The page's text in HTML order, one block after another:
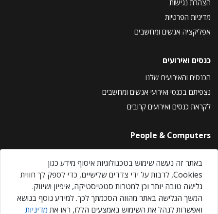
הצהרת נגישות
מדיניות הפרטיות
אפליקציה אנשים ומחשבים
כנסים ואירועים
הכנסים והאירועים שלנו
נצפיתם בכנסי ואירועי אנשים ומחשבים
לקראת כנסים ואירועים קרובים
People & Computers
About Us
Privacy Policy
Contact Us
Our Events
באתר זה נעשה שימוש בטכנולוגיות איסוף מידע כגון
Cookies, לרבות על ידי צדדים שלישיים, כדי לספק לך חווית
גלישה טובה יותר וכן למטרות סטטיסטיקה, איפיון ושיווק.
המשך הגלישה באתר מהווה הסכמתך לכך. למידע נוסף בנושא
ואפשרות לנהל את השימוש באמצעים הללו, ראו את מדיניות